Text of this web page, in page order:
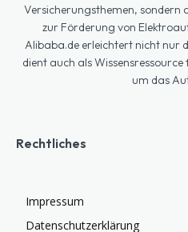
Versicherungsthemen,
zur Förderung von
Alibaba.de erleichtert nicht nur
dient auch als
um das
Rechtliches
Impressum
Datenschutzerklärung